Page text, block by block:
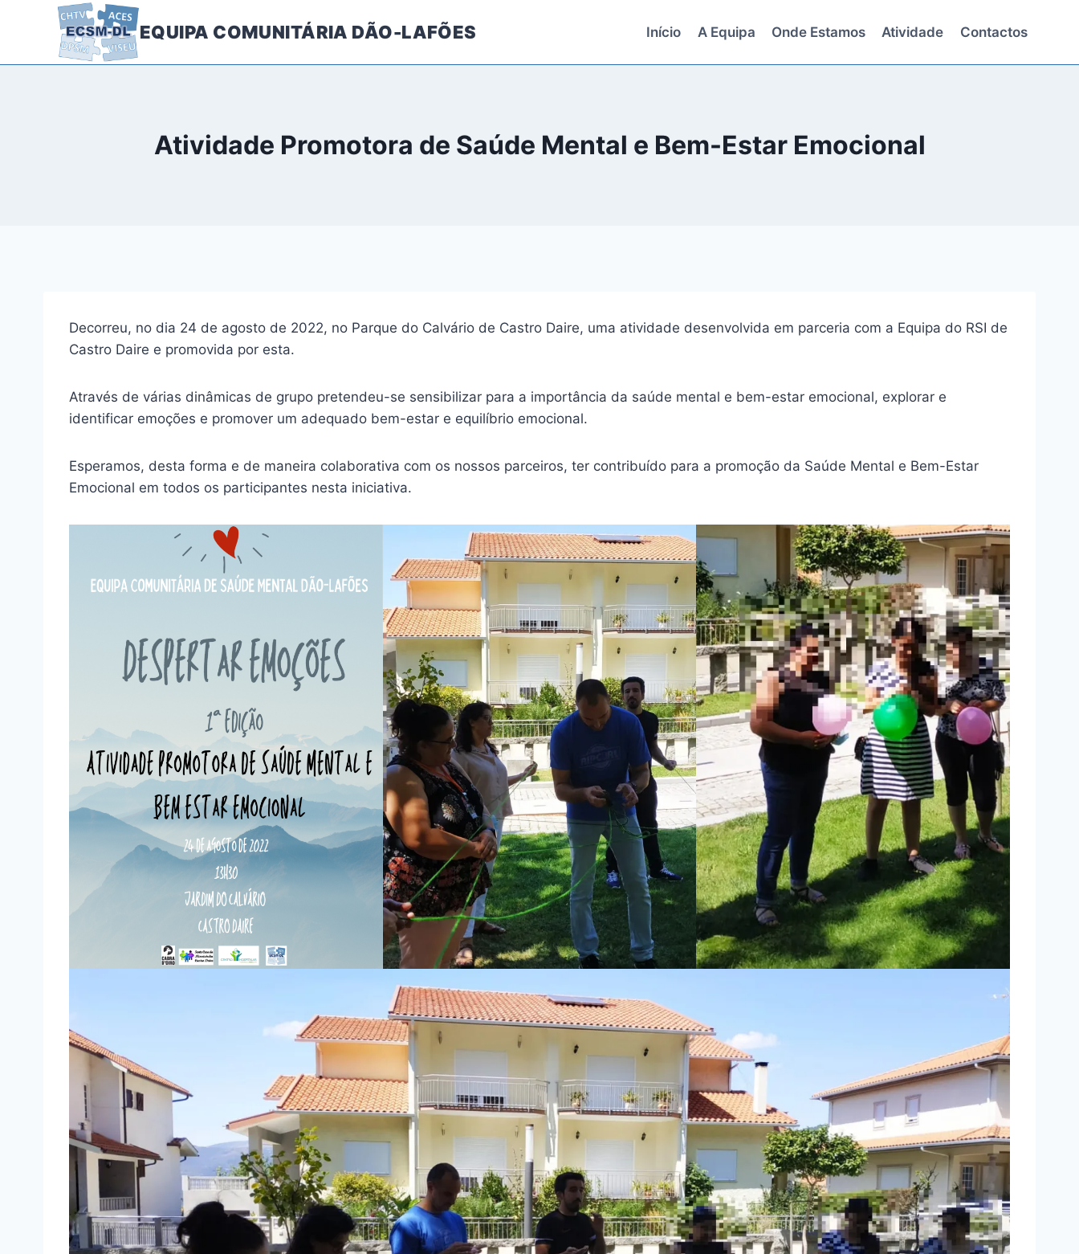
EQUIPA COMUNITÁRIA DÃO-LAFÕES Início A Equipa Onde Estamos Atividade Contactos
Atividade Promotora de Saúde Mental e Bem-Estar Emocional
Decorreu, no dia 24 de agosto de 2022, no Parque do Calvário de Castro Daire, uma atividade desenvolvida em parceria com a Equipa do RSI de
Castro Daire e promovida por esta.
Através de várias dinâmicas de grupo pretendeu-se sensibilizar para a importância da saúde mental e bem-estar emocional, explorar e
identificar emoções e promover um adequado bem-estar e equilíbrio emocional.
Esperamos, desta forma e de maneira colaborativa com os nossos parceiros, ter contribuído para a promoção da Saúde Mental e Bem-Estar
Emocional em todos os participantes nesta iniciativa.